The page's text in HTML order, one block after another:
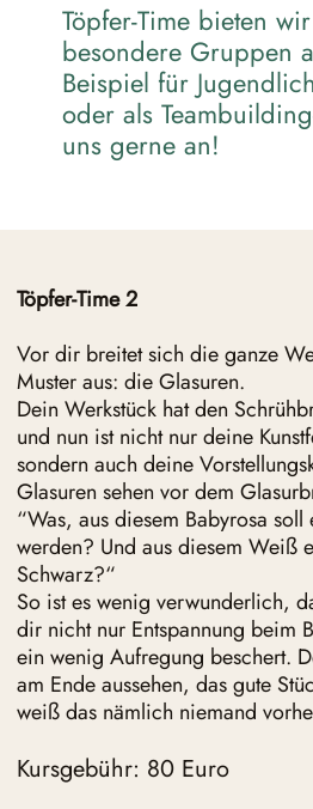
Töpfer-Time bieten
besondere Gruppen
Beispiel für
oder als
uns gerne an!
Töpfer-Time 2
Vor dir breitet sich die ganze
Muster aus: die Glasuren.
Dein Werkstück hat den
und nun ist nicht nur deine
sondern auch deine
Glasuren sehen vor dem
“Was, aus diesem Babyrosa
werden? Und aus diesem Weiß
Schwarz?“
So ist es wenig verwunderlich,
dir nicht nur Entspannung beim
ein wenig Aufregung beschert.
am Ende aussehen, das gute
weiß das nämlich niemand
Kursgebühr: 80 Euro